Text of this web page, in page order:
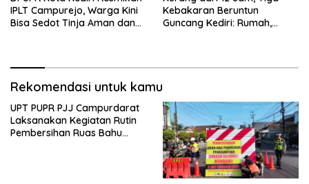
IPLT Campurejo, Warga Kini
Bisa Sedot Tinja Aman dan
Kebakaran Beruntun
Guncang Kediri: Rumah,
Rekomendasi untuk kamu
UPT PUPR PJJ Campurdarat
Laksanakan Kegiatan Rutin
Pembersihan Ruas Bahu